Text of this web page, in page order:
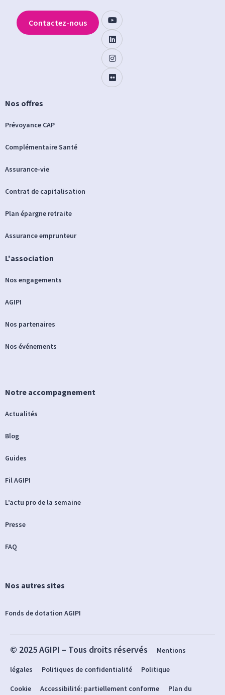
Nos offres
Prévoyance CAP
Complémentaire Santé
Assurance-vie
Contrat de capitalisation
Plan épargne retraite
Assurance emprunteur
L'association
Nos engagements
AGIPI
Nos partenaires
Nos événements
Notre accompagnement
Actualités
Blog
Guides
Fil AGIPI
L’actu pro de la semaine
Presse
FAQ
Nos autres sites
Fonds de dotation AGIPI
Contactez-nous
© 2025 AGIPI – Tous droits réservés Mentions
légales Politiques de confidentialité Politique
Cookie Accessibilité: partiellement conforme Plan du